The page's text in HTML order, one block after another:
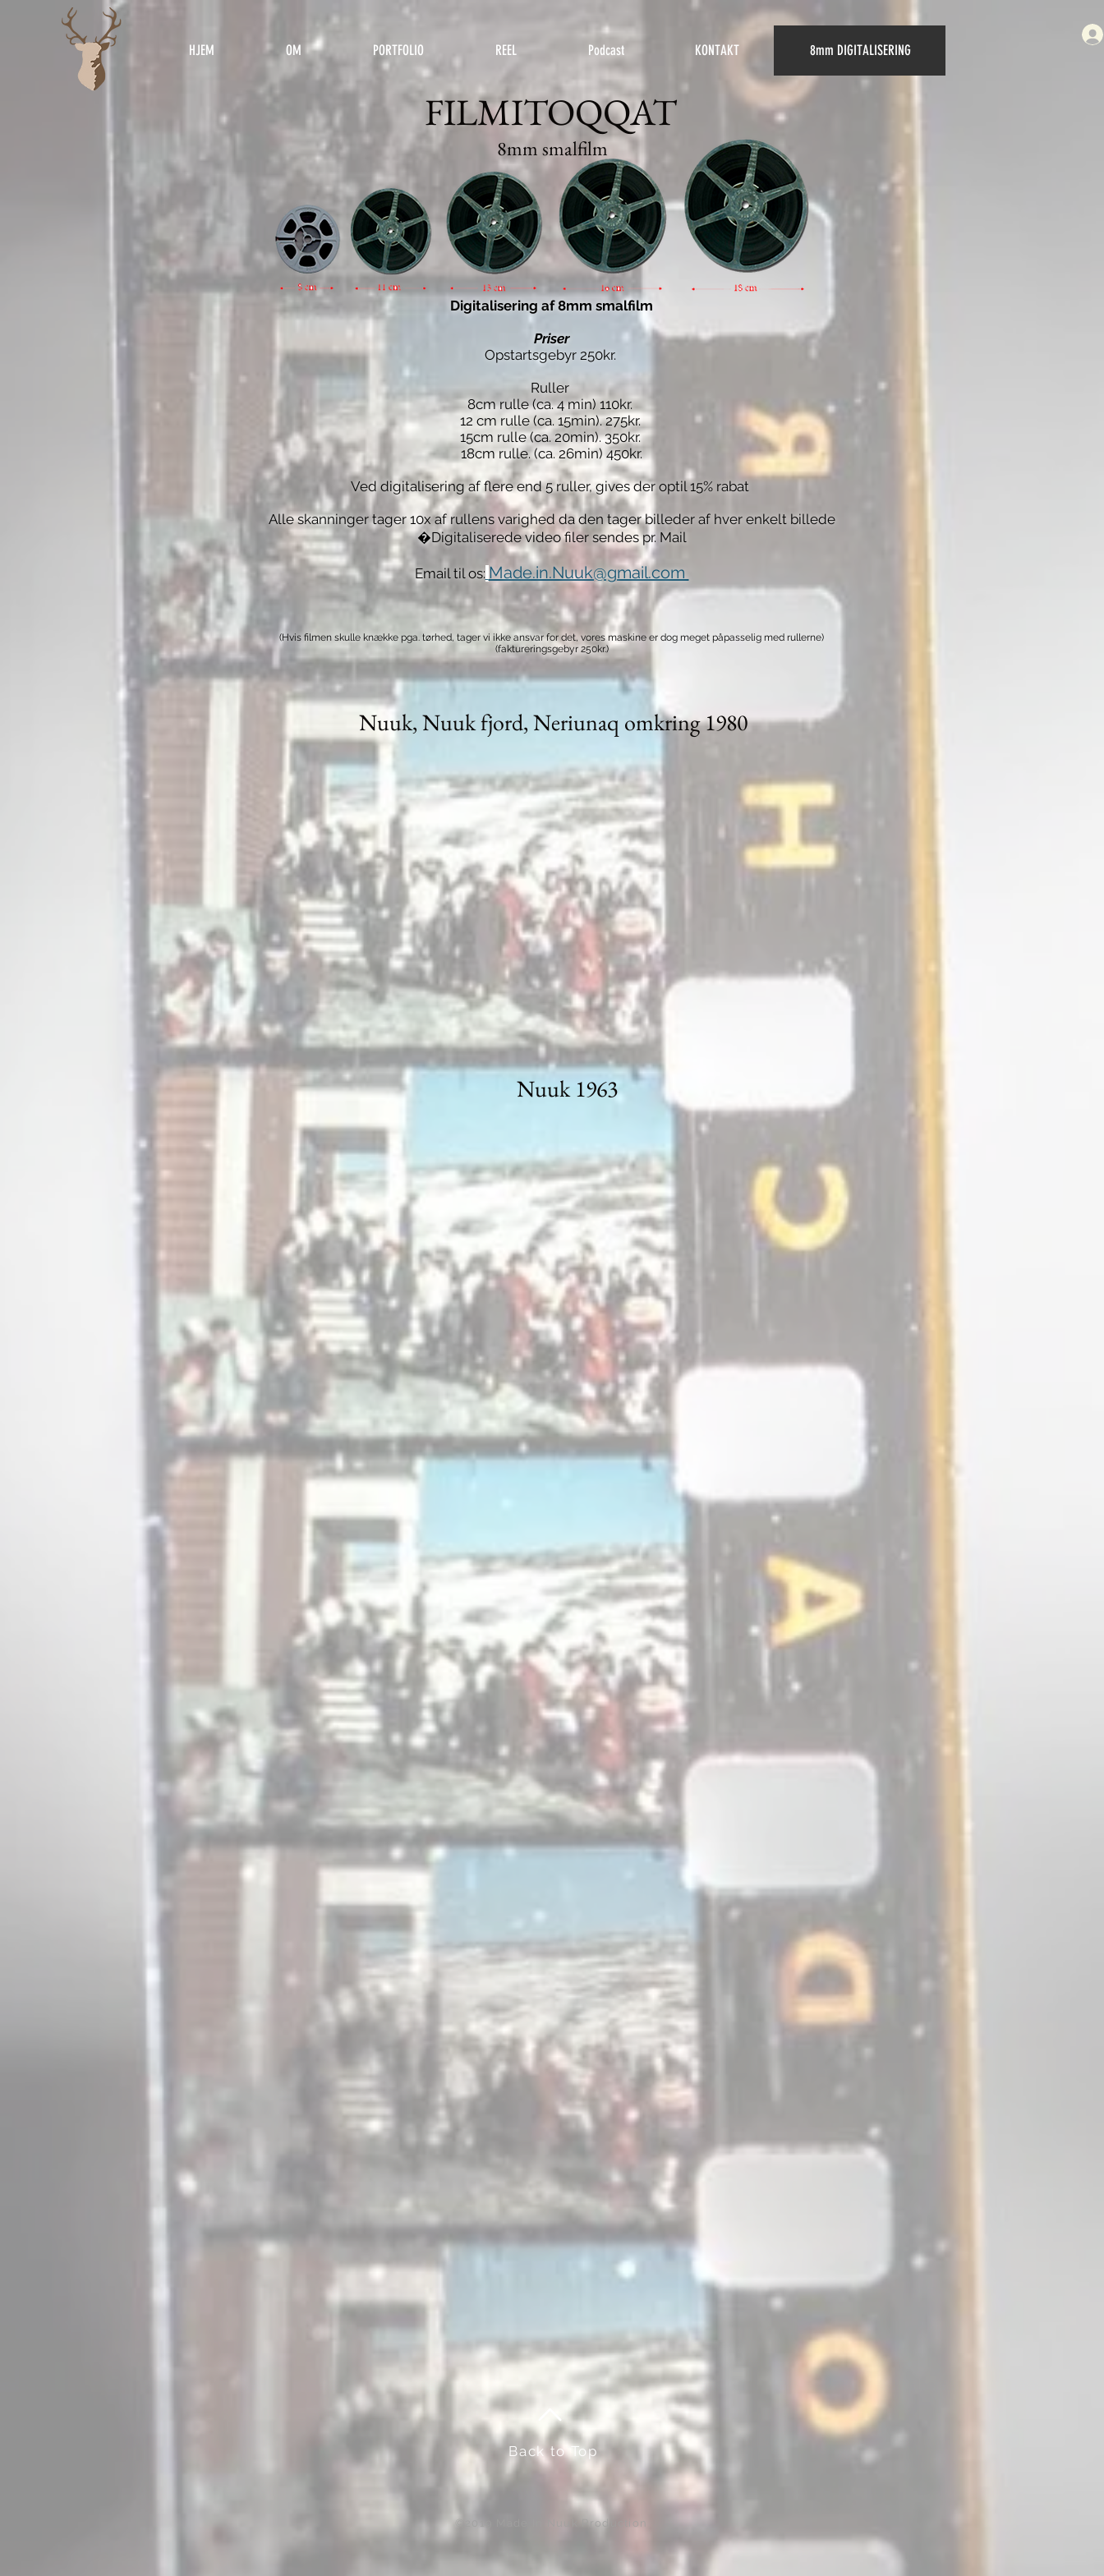
HJEM OM PORTFOLIO REEL Podcast KONTAKT 8mm DIGITALISERING
FILMITOQQAT
8mm smalfilm
Digitalisering af 8mm smalfilm
Priser
Opstartsgebyr 250kr.
Ruller
8cm rulle (ca. 4 min) 110kr.
12 cm rulle (ca. 15min). 275kr.
15cm rulle (ca. 20min). 350kr.
18cm rulle. (ca. 26min) 450kr.
Ved digitalisering af flere end 5 ruller, gives der optil 15% rabat
Alle skanninger tager 10x af rullens varighed da den tager billeder af hver enkelt billede
�Digitaliserede video filer sendes pr. Mail
Email til os: Made.in.Nuuk@gmail.com
(Hvis filmen skulle knække pga. tørhed, tager vi ikke ansvar for det,vores maskine er dog meget påpasselig med rullerne)
(faktureringsgebyr 250kr.)
Nuuk, Nuuk fjord, Neriunaq omkring 1980
Nuuk 1963
Back to Top
©2019 Made In Nuuk Production